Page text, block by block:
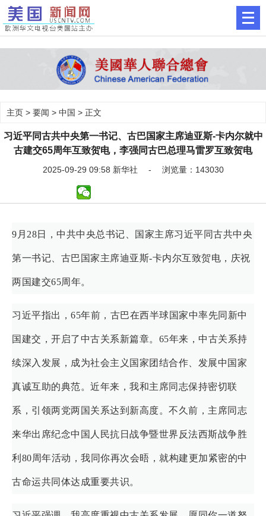
主页 > 要闻 > 中国 > 正文
习近平同古共中央第一书记、古巴国家主席迪亚斯-卡内尔就中
古建交65周年互致贺电，李强同古巴总理马雷罗互致贺电
2025-09-29 09:58 新华社 - 浏览量：143030
9月28日，中共中央总书记、国家主席习近平同古共中央
第一书记、古巴国家主席迪亚斯-卡内尔互致贺电，庆祝
两国建交65周年。
习近平指出，65年前，古巴在西半球国家中率先同新中
国建交，开启了中古关系新篇章。65年来，中古关系持
续深入发展，成为社会主义国家团结合作、发展中国家
真诚互助的典范。近年来，我和主席同志保持密切联
系，引领两党两国关系达到新高度。不久前，主席同志
来华出席纪念中国人民抗日战争暨世界反法西斯战争胜
利80周年活动，我同你再次会晤，就构建更加紧密的中
古命运共同体达成重要共识。